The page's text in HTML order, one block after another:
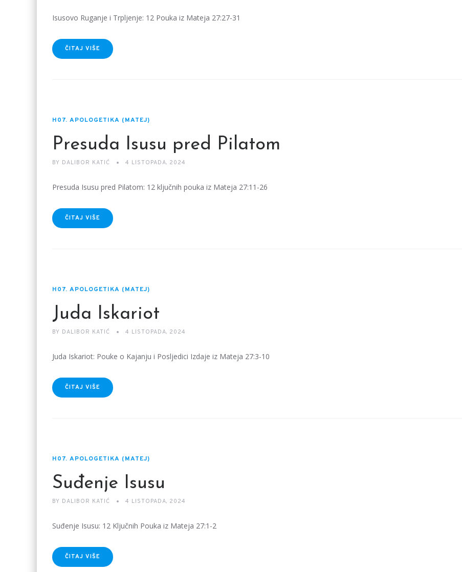
Isusovo Ruganje i Trpljenje: 12 Pouka iz Mateja 27:27-31
ČITAJ VIŠE
H07. APOLOGETIKA (MATEJ)
Presuda Isusu pred Pilatom
BY DALIBOR KATIĆ 4 LISTOPADA, 2024
Presuda Isusu pred Pilatom: 12 ključnih pouka iz Mateja 27:11-26
ČITAJ VIŠE
H07. APOLOGETIKA (MATEJ)
Juda Iskariot
BY DALIBOR KATIĆ 4 LISTOPADA, 2024
Juda Iskariot: Pouke o Kajanju i Posljedici Izdaje iz Mateja 27:3-10
ČITAJ VIŠE
H07. APOLOGETIKA (MATEJ)
Suđenje Isusu
BY DALIBOR KATIĆ 4 LISTOPADA, 2024
Suđenje Isusu: 12 Ključnih Pouka iz Mateja 27:1-2
ČITAJ VIŠE